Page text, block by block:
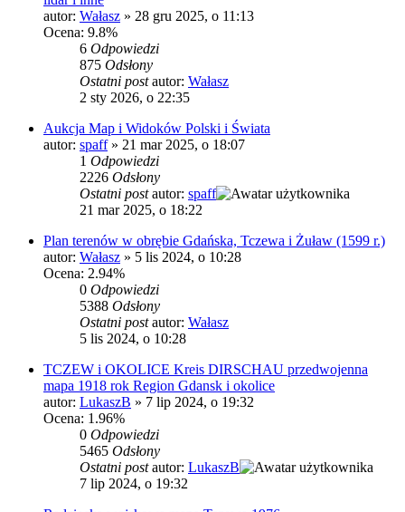
autor: Wałasz » 28 gru 2025, o 11:13
Ocena: 9.8%
6 Odpowiedzi
875 Odsłony
Ostatni postautor: Wałasz
2 sty 2026, o 22:35
Aukcja Map i Widoków Polski i Świata
autor: spaff» 21 mar 2025, o 18:07
1 Odpowiedzi
2226 Odsłony
Ostatni postautor: spaff
21 mar 2025, o 18:22
Plan terenów w obrębie Gdańska, Tczewa i Żuław (1599 r.)
autor: Wałasz » 5 lis 2024, o 10:28
Ocena: 2.94%
0 Odpowiedzi
5388 Odsłony
Ostatni postautor: Wałasz
5 lis 2024, o 10:28
TCZEW i OKOLICE Kreis DIRSCHAU przedwojenna
mapa 1918 rok Region Gdansk i okolice
autor: LukaszB » 7 lip 2024, o 19:32
Ocena: 1.96%
0 Odpowiedzi
5465 Odsłony
Ostatni postautor: LukaszB
7 lip 2024, o 19:32